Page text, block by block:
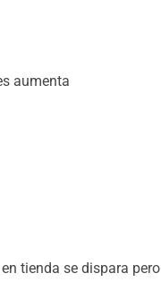
aumenta
tienda se dispara pero